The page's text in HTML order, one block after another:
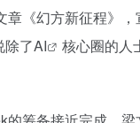
《幻方新征程》
了AI
核心圈的人